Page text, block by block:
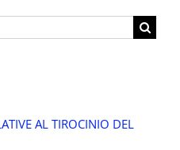
AL TIROCINIO DEL